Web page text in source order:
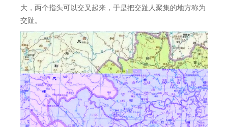
大，两个指头可以交叉起来，于是把交趾人聚集的地方称为
交趾。